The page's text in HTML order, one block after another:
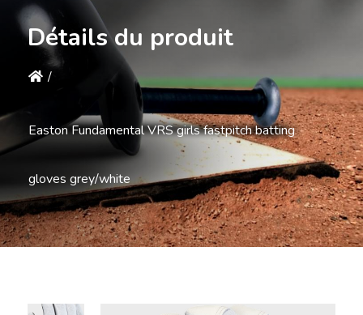
Détails du produit
/
Easton Fundamental VRS girls fastpitch batting
gloves grey/white